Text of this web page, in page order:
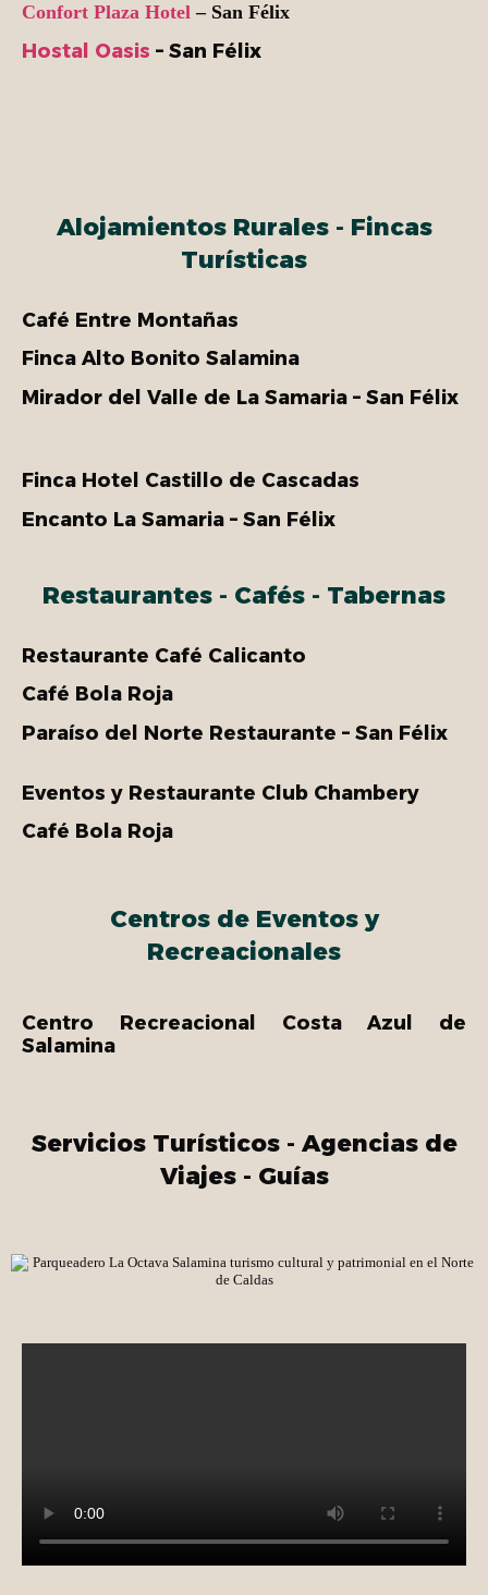
Confort Plaza Hotel – San Félix
Hostal Oasis – San Félix
Alojamientos Rurales - Fincas
Turísticas
Café Entre Montañas
Finca Alto Bonito Salamina
Mirador del Valle de La Samaria – San Félix
Finca Hotel Castillo de Cascadas
Encanto La Samaria – San Félix
Restaurantes - Cafés - Tabernas
Restaurante Café Calicanto
Café Bola Roja
Paraíso del Norte Restaurante – San Félix
Eventos y Restaurante Club Chambery
Café Bola Roja
Centros de Eventos y
Recreacionales
Centro Recreacional Costa Azul de
Salamina
Servicios Turísticos - Agencias de
Viajes - Guías